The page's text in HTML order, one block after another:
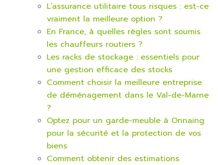
L’assurance utilitaire tous risques : est-ce
vraiment la meilleure option ?
En France, à quelles règles sont soumis
les chauffeurs routiers ?
Les racks de stockage : essentiels pour
une gestion efficace des stocks
Comment choisir la meilleure entreprise
de déménagement dans le Val-de-Marne
?
Optez pour un garde-meuble à Onnaing
pour la sécurité et la protection de vos
biens
Comment obtenir des estimations